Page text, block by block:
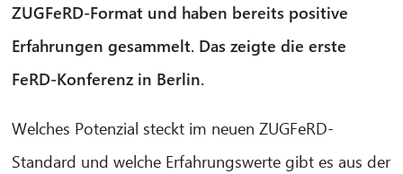
ZUGFeRD-Format und haben bereits positive
Erfahrungen gesammelt. Das zeigte die erste
FeRD-Konferenz in Berlin.
Welches Potenzial steckt im neuen ZUGFeRD-
Standard und welche Erfahrungswerte gibt es aus der